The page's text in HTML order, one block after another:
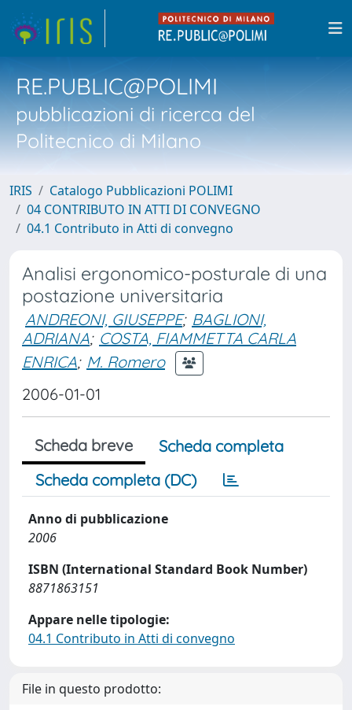
RE.PUBLIC@POLIMI
pubblicazioni di ricerca del
Politecnico di Milano
IRIS
Catalogo Pubblicazioni POLIMI
04 CONTRIBUTO IN ATTI DI CONVEGNO
04.1 Contributo in Atti di convegno
Analisi ergonomico-posturale di una
postazione universitaria
ANDREONI, GIUSEPPE; BAGLIONI,
ADRIANA; COSTA, FIAMMETTA CARLA
ENRICA; M. Romero
2006-01-01
Scheda breve
Scheda completa
Scheda completa (DC)
Anno di pubblicazione
2006
ISBN (International Standard Book Number)
8871863151
Appare nelle tipologie:
04.1 Contributo in Atti di convegno
File in questo prodotto: